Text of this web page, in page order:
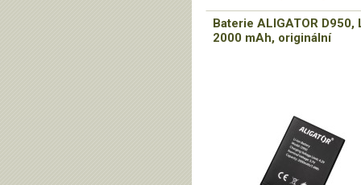
Baterie ALIGATOR D950,
2000 mAh, originální